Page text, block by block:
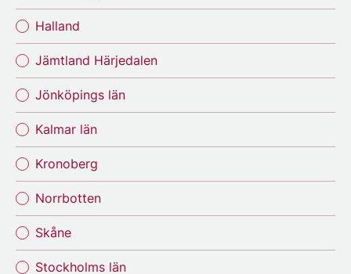
Halland
Jämtland Härjedalen
Jönköpings län
Kalmar län
Kronoberg
Norrbotten
Skåne
Stockholms län